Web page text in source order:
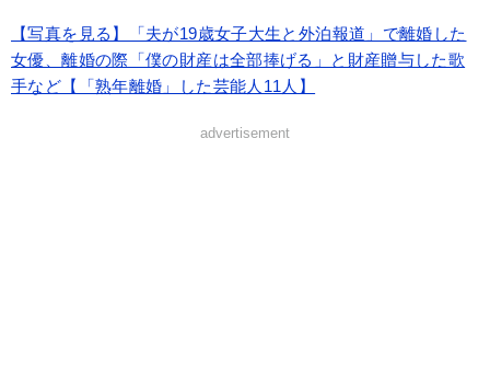
【写真を見る】「夫が19歳女子大生と外泊報道」で離婚した
女優、離婚の際「僕の財産は全部捧げる」と財産贈与した歌
手など【「熟年離婚」した芸能人11人】
advertisement